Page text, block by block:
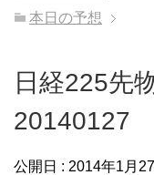
本日の予想
日経225
20140127
公開日 : 2014年1月